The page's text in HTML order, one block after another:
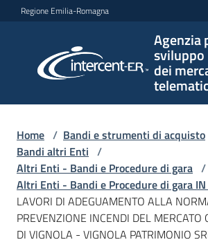
Vai al contenuto
Vai alla navigazione
Vai al footer
Regione Emilia-Romagna
Agenzia
sviluppo
dei
per lo
sviluppo
telematici
L'Agenzia
Home / Bandi e strumenti di acquisto
Bandi altri Enti /
Altri Enti - Bandi e Procedure di gara /
Altri Enti - Bandi e Procedure di gara IN
LAVORI DI ADEGUAMENTO ALLA
PREVENZIONE INCENDI DEL MERCATO
DI VIGNOLA - VIGNOLA PATRIMONIO